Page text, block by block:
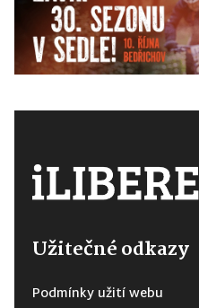
Užitečné odkazy
Podmínky užití webu